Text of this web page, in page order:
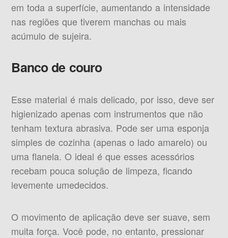
em toda a superfície, aumentando a intensidade
nas regiões que tiverem manchas ou mais
acúmulo de sujeira.
Banco de couro
Esse material é mais delicado, por isso, deve ser
higienizado apenas com instrumentos que não
tenham textura abrasiva. Pode ser uma esponja
simples de cozinha (apenas o lado amarelo) ou
uma flanela. O ideal é que esses acessórios
recebam pouca solução de limpeza, ficando
levemente umedecidos.
O movimento de aplicação deve ser suave, sem
muita força. Você pode, no entanto, pressionar